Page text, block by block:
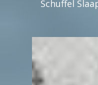
Schuffel